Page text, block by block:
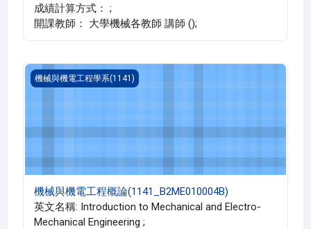
成績計算方式： ;
開課教師： 大學機械各教師 講師 ();
機械與機電工程概論(1141_B2ME010004B)
機械與機電工程學系(1141)
機械與機電工程概論(1141_B2ME010004B)
英文名稱: Introduction to Mechanical and Electro-
Mechanical Engineering ;